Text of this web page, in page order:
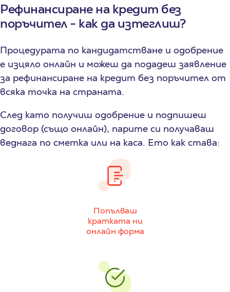
Рефинансиране на кредит без
поръчител - как да изтеглиш?
Процедурата по кандидатстване и одобрение
е изцяло онлайн и можеш да подадеш заявление
за рефинансиране на кредит без поръчител от
всяка точка на страната.
След като получиш одобрение и подпишеш
договор (също онлайн), парите си получаваш
веднага по сметка или на каса. Ето как става:
Попълваш
кратката ни
онлайн форма